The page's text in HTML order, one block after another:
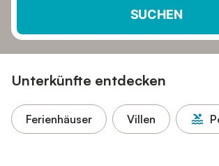
SUCHEN
Unterkünfte entdecken
Ferienhäuser Villen